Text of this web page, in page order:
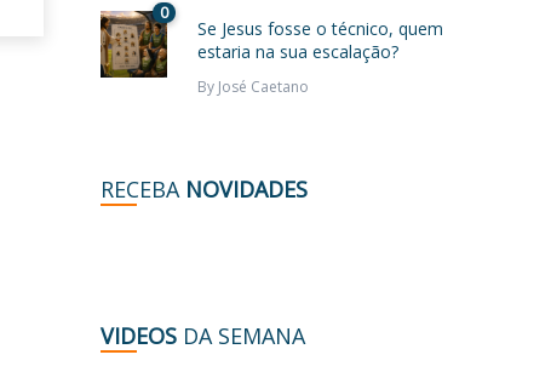
0
Se Jesus fosse o técnico, quem
estaria na sua escalação?
By José Caetano
RECEBA NOVIDADES
VIDEOS DA SEMANA